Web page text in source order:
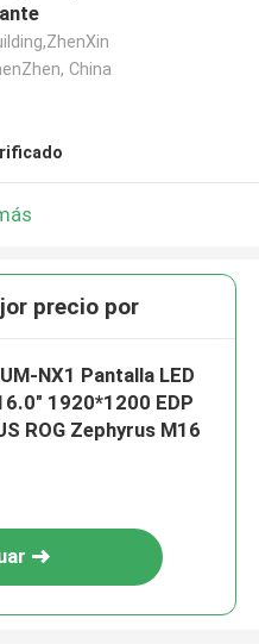
China
precio por
NX1 Pantalla LED
1920*1200 EDP
ROG Zephyrus M16